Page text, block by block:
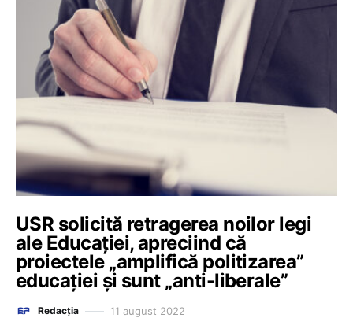
USR solicită retragerea noilor legi
ale Educației, apreciind că
proiectele „amplifică politizarea”
educației și sunt „anti-liberale”
Redacția 11 august 2022